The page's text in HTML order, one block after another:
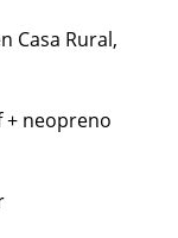
Casa Rural,
+ neopreno